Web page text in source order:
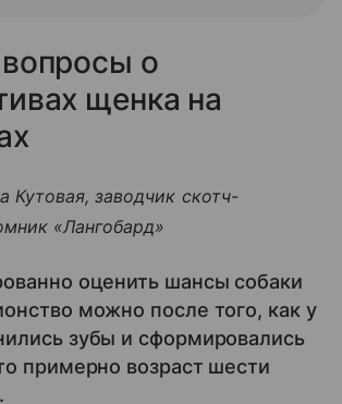
о
щенка на
Кутовая, заводчик скотч-
«Лангобард»
оценить шансы собаки
можно после того, как у
зубы и сформировались
примерно возраст шести